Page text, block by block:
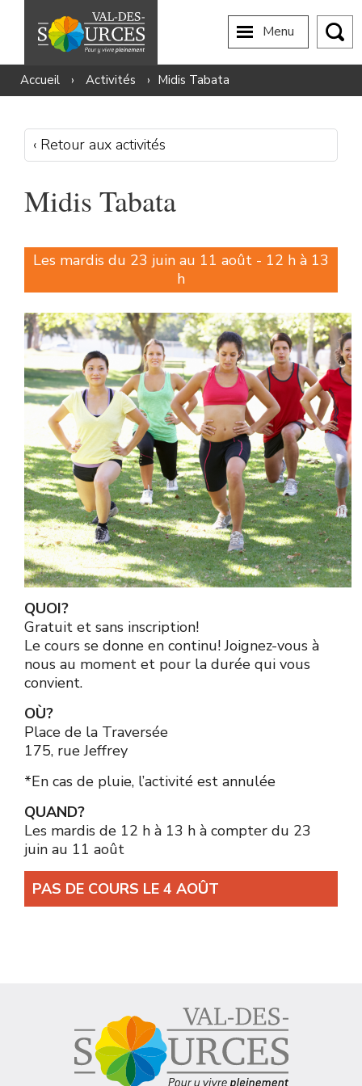
Menu
Accueil › Activités › Midis Tabata
‹ Retour aux activités
Midis Tabata
Les mardis du 23 juin au 11 août - 12 h à 13
h
QUOI?
Gratuit et sans inscription!
Le cours se donne en continu! Joignez-vous à
nous au moment et pour la durée qui vous
convient.
OÙ?
Place de la Traversée
175, rue Jeffrey
*En cas de pluie, l’activité est annulée
QUAND?
Les mardis de 12 h à 13 h à compter du 23
juin au 11 août
PAS DE COURS LE 4 AOÛT